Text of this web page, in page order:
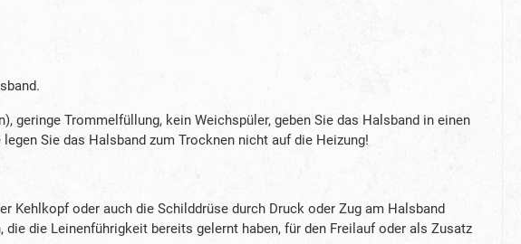
geringe Trommelfüllung, kein Weichspüler, geben Sie das Halsband in einen
Sie das Halsband zum Trocknen nicht auf die Heizung!
Kehlkopf oder auch die Schilddrüse durch Druck oder Zug am Halsband
die Leinenführigkeit bereits gelernt haben, für den Freilauf oder als Zusatz